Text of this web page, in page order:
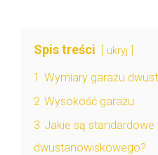
Spis treści ukryj
1 Wymiary garażu
2 Wysokość garażu
3 Jakie są standardowe
dwustanowiskowego?